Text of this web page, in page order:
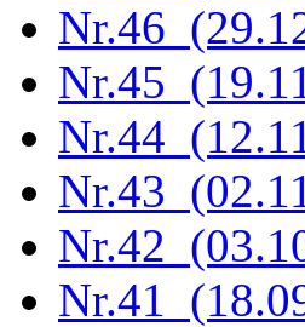
Nr.46
Nr.45
Nr.44
Nr.43
Nr.42
Nr.41